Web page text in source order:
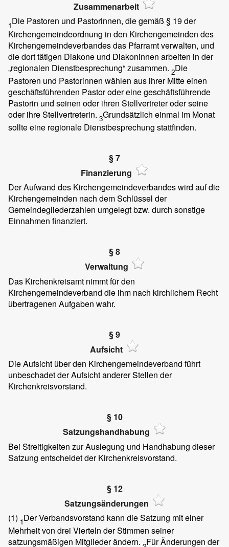
Zusammenarbeit
1Die Pastoren und Pastorinnen, die gemäß § 19 der
Kirchengemeindeordnung in den Kirchengemeinden des
Kirchengemeindeverbandes das Pfarramt verwalten, und
die dort tätigen Diakone und Diakoninnen arbeiten in der
„regionalen Dienstbesprechung“ zusammen. 2Die
Pastoren und Pastorinnen wählen aus ihrer Mitte einen
geschäftsführenden Pastor oder eine geschäftsführende
Pastorin und seinen oder ihren Stellvertreter oder seine
oder ihre Stellvertreterin. 3Grundsätzlich einmal im Monat
sollte eine regionale Dienstbesprechung stattfinden.
§ 7
Finanzierung
Der Aufwand des Kirchengemeindeverbandes wird auf die
Kirchengemeinden nach dem Schlüssel der
Gemeindegliederzahlen umgelegt bzw. durch sonstige
Einnahmen finanziert.
§ 8
Verwaltung
Das Kirchenkreisamt nimmt für den
Kirchengemeindeverband die ihm nach kirchlichem Recht
übertragenen Aufgaben wahr.
§ 9
Aufsicht
Die Aufsicht über den Kirchengemeindeverband führt
unbeschadet der Aufsicht anderer Stellen der
Kirchenkreisvorstand.
§ 10
Satzungshandhabung
Bei Streitigkeiten zur Auslegung und Handhabung dieser
Satzung entscheidet der Kirchenkreisvorstand.
§ 12
Satzungsänderungen
(1) 1Der Verbandsvorstand kann die Satzung mit einer
Mehrheit von drei Vierteln der Stimmen seiner
satzungsmäßigen Mitglieder ändern. Für Änderungen der